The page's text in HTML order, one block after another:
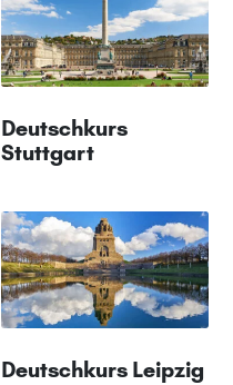
Deutschkurs
Stuttgart
Deutschkurs Leipzig